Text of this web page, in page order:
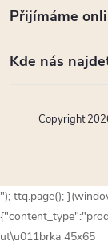
Přijímáme
Kde nás
Copyright
"); ttq.page();
ut\u011brka 45x65